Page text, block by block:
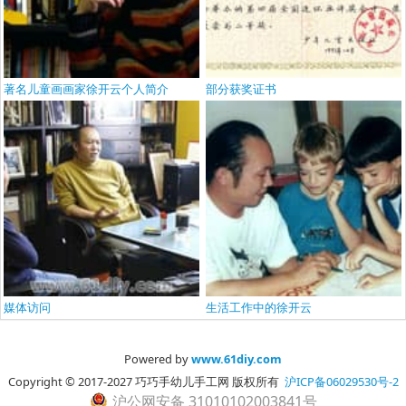
著名儿童画画家徐开云个人简介 部分获奖证书
媒体访问 生活工作中的徐开云
Powered bywww.61diy.com
Copyright © 2017-2027 巧巧手幼儿手工网 版权所有 沪ICP备06029530号-2
沪公网安备 31010102003841号